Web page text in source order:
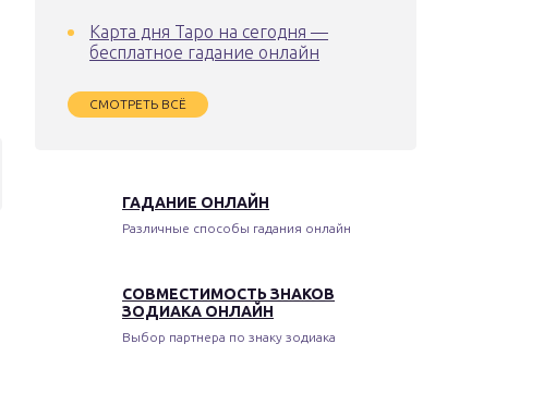
Карта дня Таро на сегодня —
бесплатное гадание онлайн
СМОТРЕТЬ ВСЁ
ГАДАНИЕ ОНЛАЙН
Различные способы гадания онлайн
СОВМЕСТИМОСТЬ ЗНАКОВ
ЗОДИАКА ОНЛАЙН
Выбор партнера по знаку зодиака